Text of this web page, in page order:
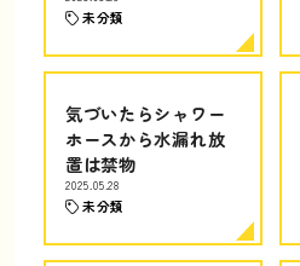
未分類
気づいたらシャワー
ホースから水漏れ放
置は禁物
2025.05.28
未分類